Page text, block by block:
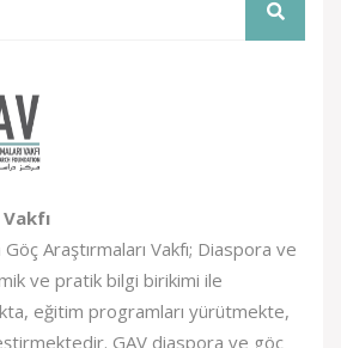
Araştırmaları Vakfı; Diaspora ve
ve pratik bilgi birikimi ile
eğitim programları yürütmekte,
GAV diaspora ve göç